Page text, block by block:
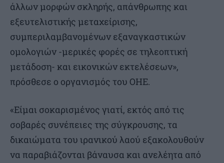
άλλων μορφών σκληρής, απάνθρωπης και
εξευτελιστικής μεταχείρισης,
συμπεριλαμβανομένων εξαναγκαστικών
ομολογιών -μερικές φορές σε τηλεοπτική
μετάδοση- και εικονικών εκτελέσεων»,
πρόσθεσε ο οργανισμός του ΟΗΕ.
«Είμαι σοκαρισμένος γιατί, εκτός από τις
σοβαρές συνέπειες της σύγκρουσης, τα
δικαιώματα του ιρανικού λαού εξακολουθούν
να παραβιάζονται βάναυσα και ανελέητα από